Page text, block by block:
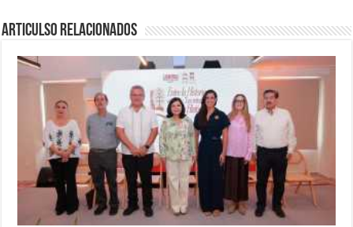
Articulso Relacionados